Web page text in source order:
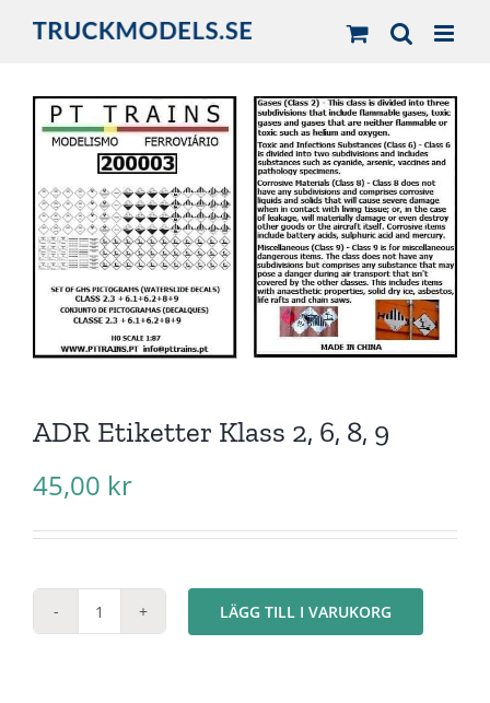
ADR Etiketter Klass 2, 6, 8, 9
45,00 kr
ADR
LÄGG TILL I VARUKORG